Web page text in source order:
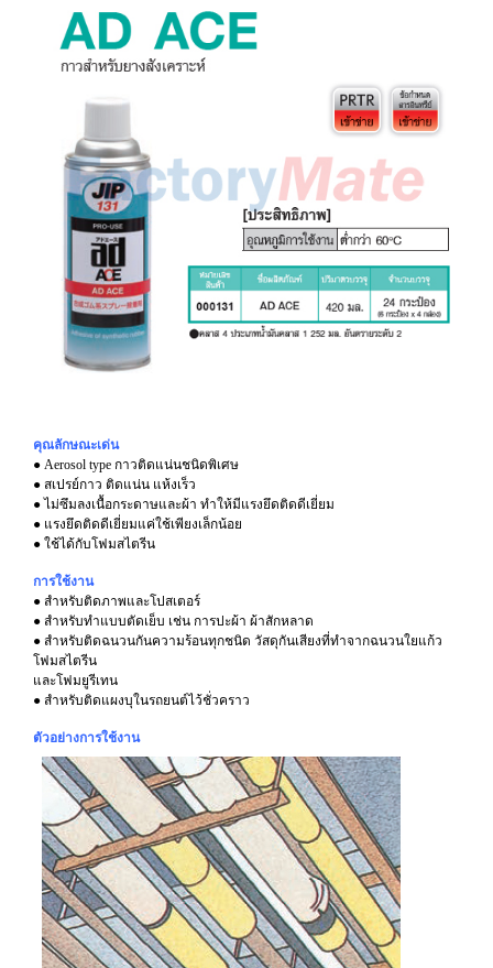
คุณลักษณะเด่น
● Aerosol type กาวติดแน่นชนิดพิเศษ
● สเปรย์กาว ติดแน่น แห้งเร็ว
● ไม่ซึมลงเนื้อกระดาษและผ้า ทำให้มีแรงยึดติดดีเยี่ยม
● แรงยึดติดดีเยี่ยมแค่ใช้เพียงเล็กน้อย
● ใช้ได้กับโฟมสไตรีน
การใช้งาน
● สำหรับติดภาพและโปสเตอร์
● สำหรับทำแบบตัดเย็บ เช่น การปะผ้า ผ้าสักหลาด
● สำหรับติดฉนวนกันความร้อนทุกชนิด วัสดุกันเสียงที่ทำจากฉนวนใยแก้ว
โฟมสไตรีน
และโฟมยูรีเทน
● สำหรับติดแผงบุในรถยนต์ไว้ชั่วคราว
ตัวอย่างการใช้งาน